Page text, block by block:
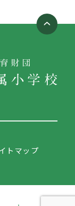
トマップ